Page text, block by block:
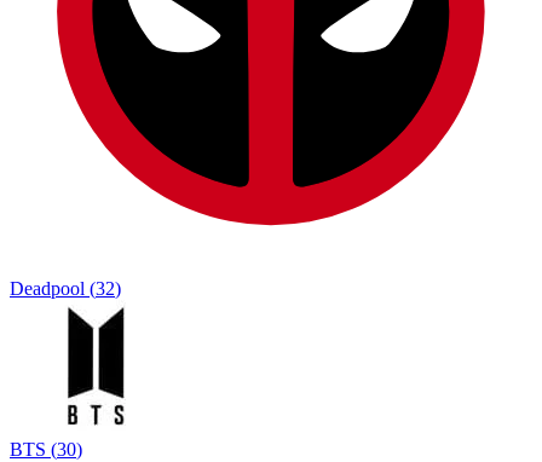
Deadpool (32)
BTS (30)